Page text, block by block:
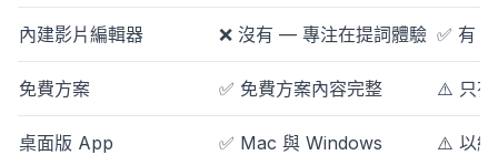
內建影片編輯器 ❌ 沒有 — 專注在提詞體驗 ✅ 有
免費方案 ✅ 免費方案內容完整 ⚠️ 只有
桌面版 App ✅ Mac 與 Windows ⚠️ 以網